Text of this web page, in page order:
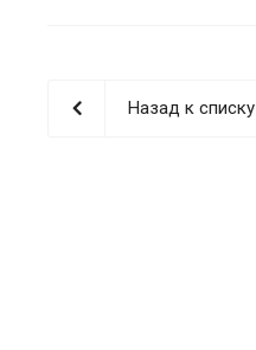
Назад к списку